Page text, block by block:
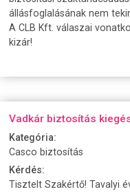
állásfoglalásának nem
A CLB Kft. válaszai
kizár!
Vadkár biztosítás
Kategória:
Casco biztosítás
Kérdés:
Tisztelt Szakértő! Tavalyi